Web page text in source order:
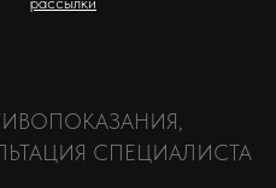
СПЕЦИАЛИСТА